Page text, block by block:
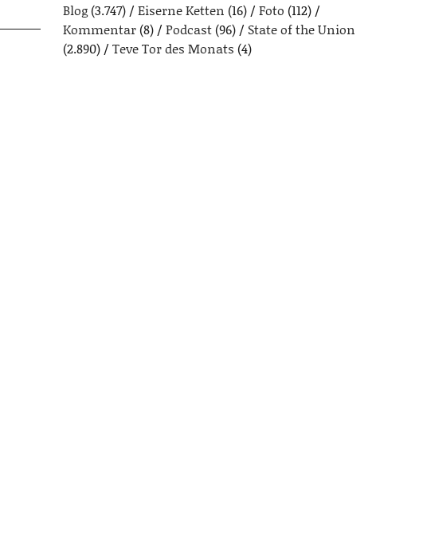
Blog(3.747) Eiserne Ketten (16) Foto (112)
Kommentar(8) Podcast(96)
State of the Union
(2.890)
Teve Tor des Monats (4)